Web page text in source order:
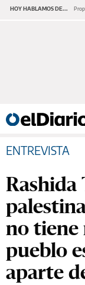
HOY HABLAMOS DE...
ENTREVISTA
Rashida
no tiene
pueblo
aparte